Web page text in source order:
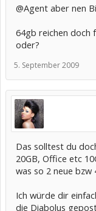
@Agent aber nen
64gb reichen doch
oder?
5. September 2009
Das solltest du
20GB, Office etc
was so 2 neue
Ich würde dir
die Diabolus